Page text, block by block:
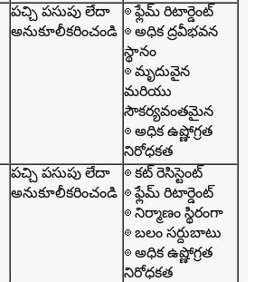
పచ్చి పసుపు లేదా
అనుకూలీకరించండి
◎ ఫ్లేమ్ రిటార్డెంట్
◎ అధిక ద్రవీభవన
స్థానం
◎ మృదువైన
మరియు
సౌకర్యవంతమైన
◎ అధిక ఉష్ణోగ్రత
నిరోధకత
పచ్చి పసుపు లేదా
అనుకూలీకరించండి
◎ కట్ రెసిస్టెంట్
◎ ఫ్లేమ్ రిటార్డెంట్
◎ నిర్మాణం స్థిరంగా
◎ బలం సర్దుబాటు
◎ అధిక ఉష్ణోగ్రత
నిరోధకత